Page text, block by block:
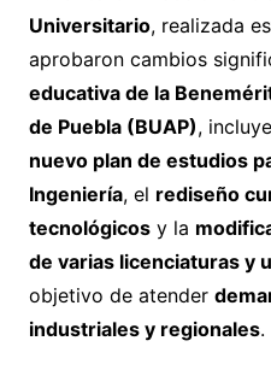
Universitario, realizada
aprobaron cambios
educativa de la
de Puebla (BUAP),
nuevo plan de estudios
Ingeniería, el rediseño
tecnológicosy la
de varias licenciaturas y
objetivo de atender
industriales y regionales.